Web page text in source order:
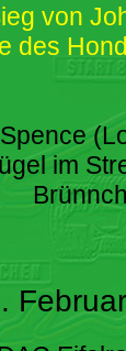
von
des
im